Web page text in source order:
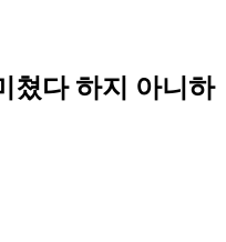
쳤다 하지 아니하